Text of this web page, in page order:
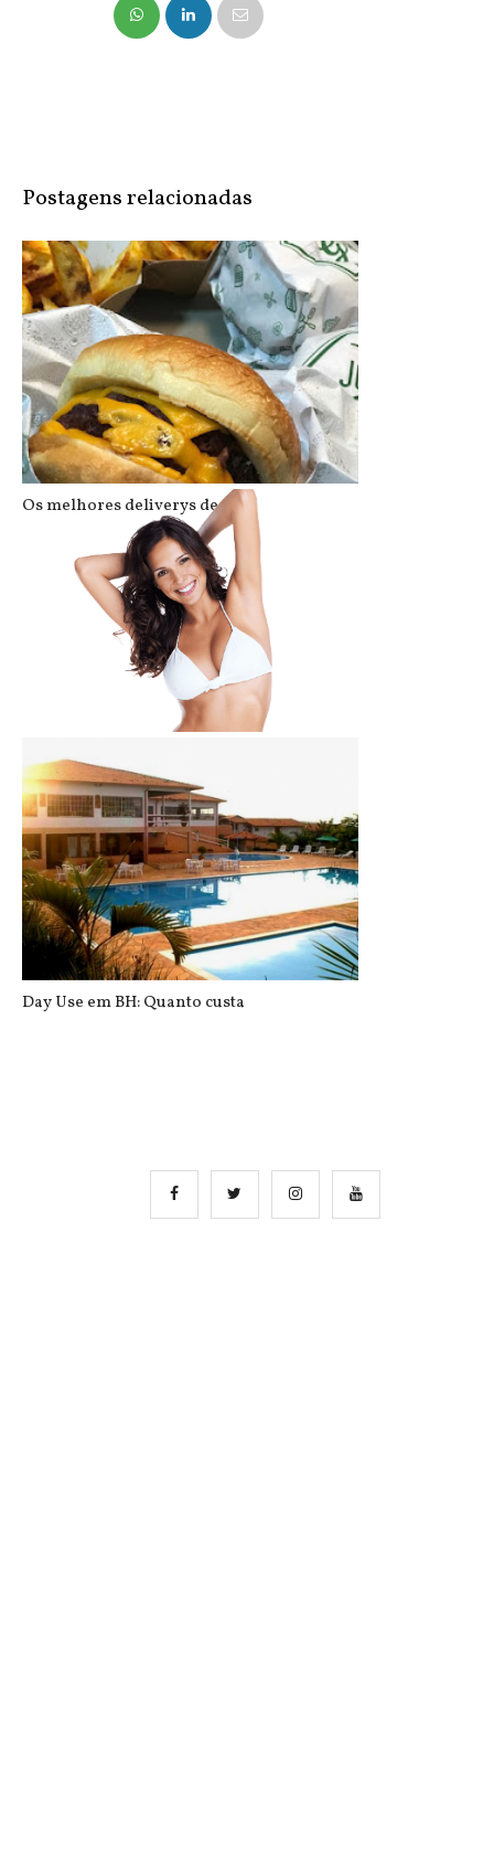
NO FACEBOOK COMPARTILHE
Postagens relacionadas
Os melhores deliverys de BH
Quanto custa colocar silicone
Day Use em BH: Quanto custa